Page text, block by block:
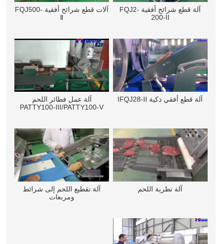
آلة قطع شرائح أفقية FQJ2-
200-II
آلات قطع شرائح أفقية FQJ500-
آلة قطع أفقي ذكية IFQJ28-II
آلة عمل فطائر اللحم
PATTY100-III/PATTY100-V
آلة تطرية اللحم
آلة تقطيع اللحم إلى شرائط
ومربعات